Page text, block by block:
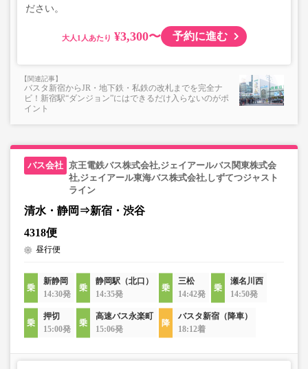
ださい。
大人 ¥3,300〜 予約に進む
バスタ新宿からJR・地下鉄・私鉄の改札までを完全ナ
ビ！新宿駅“ダンジョン”にはできるだけ入らないのがポ
イント
京王電鉄バス株式会社,ジェイアールバス関東株式会
社,ジェイアール東海バス株式会社,しずてつジャスト
ライン
清水・静岡⇒新宿・渋谷
4318便
昼行便
新静岡
14:30発
静岡駅（北口）
14:35発
三松
14:42発
瀬名川西
14:50発
押切
15:00発
高速バス永楽町
15:06発
バスタ新宿（降車）
18:12着